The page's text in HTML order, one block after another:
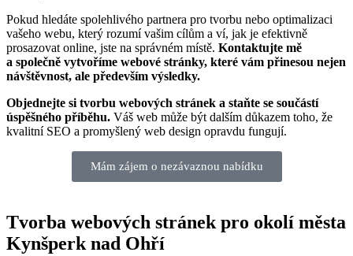
Pokud hledáte spolehlivého partnera pro tvorbu nebo optimalizaci
vašeho webu, který rozumí vašim cílům a ví, jak je efektivně
prosazovat online, jste na správném místě. Kontaktujte mě
a společně vytvoříme webové stránky, které vám přinesou nejen
návštěvnost, ale především výsledky.
Objednejte si tvorbu webových stránek a staňte se součástí
úspěšného příběhu. Váš web může být dalším důkazem toho, že
kvalitní SEO a promyšlený web design opravdu fungují.
Mám zájem o nezávaznou nabídku
Tvorba webových stránek pro okolí města
Kynšperk nad Ohří